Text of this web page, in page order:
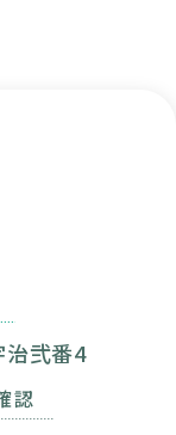
弐番4
認